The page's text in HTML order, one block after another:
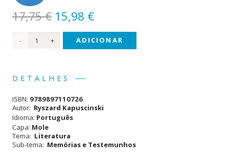
17,75€ O
preço
original
17,75 €.
15,98 €O
preço
atual
Quantidade
Heródoto
ADICIONAR
DETALHES
ISBN: 9789897110726
Autor: Ryszard Kapuscinski
Idioma: Português
Capa: Mole
Tema: Literatura
Sub-tema: Memórias e Testemunhos